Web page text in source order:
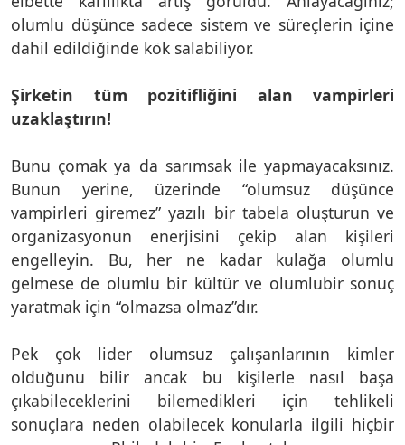
olumlu düşünce sadece sistem ve süreçlerin içine
dahil edildiğinde kök salabiliyor.
Şirketin tüm pozitifliğini alan vampirleri
uzaklaştırın!
Bunu çomak ya da sarımsak ile yapmayacaksınız.
Bunun yerine, üzerinde “olumsuz düşünce
vampirleri giremez” yazılı bir tabela oluşturun ve
organizasyonun enerjisini çekip alan kişileri
engelleyin. Bu, her ne kadar kulağa olumlu
gelmese de olumlu bir kültür ve olumlubir sonuç
yaratmak için “olmazsa olmaz”dır.
Pek çok lider olumsuz çalışanlarının kimler
olduğunu bilir ancak bu kişilerle nasıl başa
çıkabileceklerini bilemedikleri için tehlikeli
sonuçlara neden olabilecek konularla ilgili hiçbir